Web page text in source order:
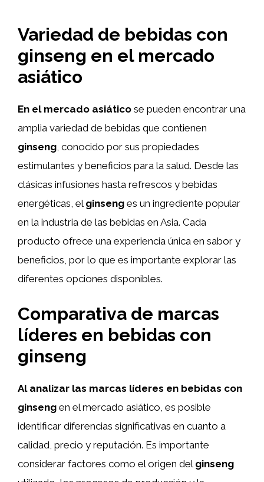
Variedad de bebidas con
ginseng en el mercado
asiático
En el mercado asiático se pueden encontrar una
amplia variedad de bebidas que contienen
ginseng, conocido por sus propiedades
estimulantes y beneficios para la salud. Desde las
clásicas infusiones hasta refrescos y bebidas
energéticas, el ginseng es un ingrediente popular
en la industria de las bebidas en Asia. Cada
producto ofrece una experiencia única en sabor y
beneficios, por lo que es importante explorar las
diferentes opciones disponibles.
Comparativa de marcas
líderes en bebidas con
ginseng
Al analizar las marcas líderes en bebidas con
ginseng en el mercado asiático, es posible
identificar diferencias significativas en cuanto a
calidad, precio y reputación. Es importante
considerar factores como el origen del ginseng